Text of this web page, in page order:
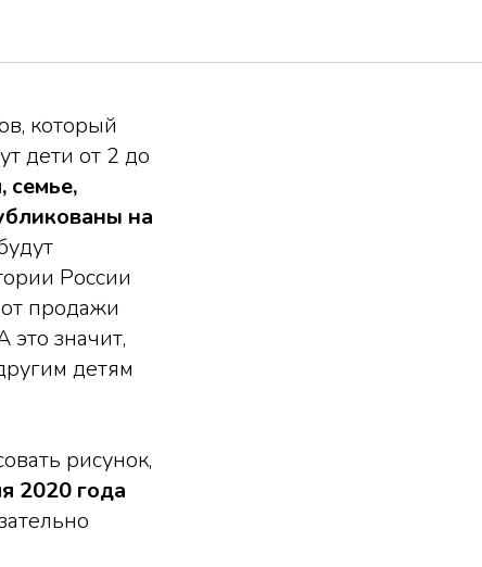
который
дети от 2 до
семье,
на
России
продажи
значит,
детям
рисунок,
2020 года